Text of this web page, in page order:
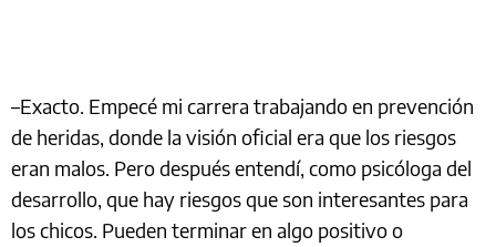
–Exacto. Empecé mi carrera trabajando en prevención
de heridas, donde la visión oficial era que los riesgos
eran malos. Pero después entendí, como psicóloga del
desarrollo, que hay riesgos que son interesantes para
los chicos. Pueden terminar en algo positivo o